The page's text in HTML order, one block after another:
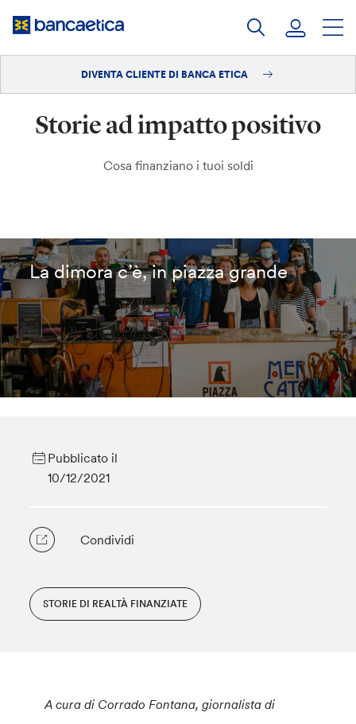
Diventa cliente
DIVENTA CLIENTE DI BANCA ETICA
Storie ad impatto positivo
Cosa finanziano i tuoi soldi
La dimora c’è, in piazza grande
Pubblicato il
10/12/2021
Condividi
STORIE DI REALTÀ FINANZIATE
A cura di Corrado Fontana, giornalista di